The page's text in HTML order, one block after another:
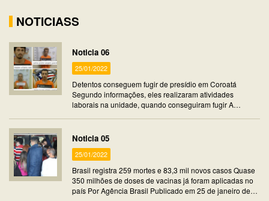
NOTICIASS
Noticia 06
25/01/2022
Detentos conseguem fugir de presídio em Coroatá
Segundo informações, eles realizaram atividades
laborais na unidade, quando conseguiram fugir A
Noticia 05
25/01/2022
Brasil registra 259 mortes e 83,3 mil novos casos Quase
350 milhões de doses de vacinas já foram aplicadas no
país Por Agência Brasil Publicado em 25 de janeiro de